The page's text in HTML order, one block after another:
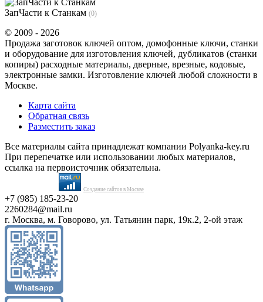
ЗапЧасти к Станкам (0)
© 2009 - 2026
Продажа заготовок ключей оптом, домофонные ключи, станки
и оборудование для изготовления ключей, дубликатов (станки
копиры) расходные материалы, дверные, врезные, кодовые,
электронные замки. Изготовление ключей любой сложности в
Москве.
Карта сайта
Обратная связь
Разместить заказ
Все материалы сайта принадлежат компании Polyanka-key.ru
При перепечатке или использовании любых материалов,
ссылка на первоисточник обязательна.
Создание сайтов в Москве
+7 (985) 185-23-20
2260284@mail.ru
г. Москва, м. Говорово, ул. Татьянин парк, 19к.2, 2-ой этаж